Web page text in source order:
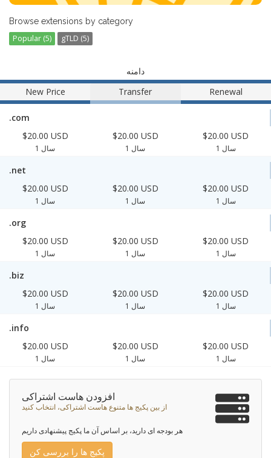
Browse extensions by category
Popular (5) gTLD (5)
دامنه
New Price
Transfer Renewal
.com
$20.00 USD
1 سال
$20.00 USD
1 سال
$20.00 USD
1 سال
.net
$20.00 USD
1 سال
$20.00 USD
1 سال
$20.00 USD
1 سال
.org
$20.00 USD
1 سال
$20.00 USD
1 سال
$20.00 USD
1 سال
.biz
$20.00 USD
1 سال
$20.00 USD
1 سال
$20.00 USD
1 سال
.info
$20.00 USD
1 سال
$20.00 USD
1 سال
$20.00 USD
1 سال
افزودن هاست اشتراکی
از بین پکیج ها متنوع هاست اشتراکی، انتخاب کنید
هر بودجه ای دارید، بر اساس آن ما پکیج پیشنهادی داریم
پکیج ها را بررسی کن